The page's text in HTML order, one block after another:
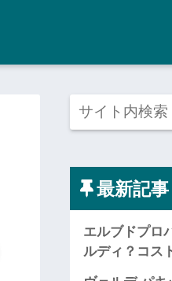
最新記事
エルブドプロ
ルディ？コス